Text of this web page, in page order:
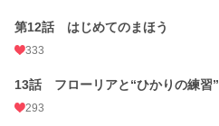
第12話 はじめてのまほう
333
13話 フローリアと“ひかりの練習”
293